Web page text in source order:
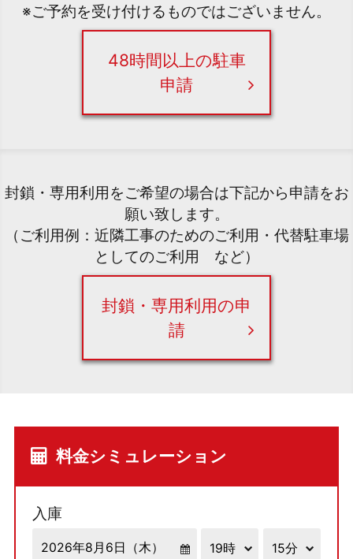
※ご予約を受け付けるものではございません。
48時間以上の駐車
申請
封鎖・専用利用をご希望の場合は下記から申請をお
願い致します。
（ご利用例：近隣工事のためのご利用・代替駐車場
としてのご利用 など）
封鎖・専用利用の申
請
料金シミュレーション
入庫